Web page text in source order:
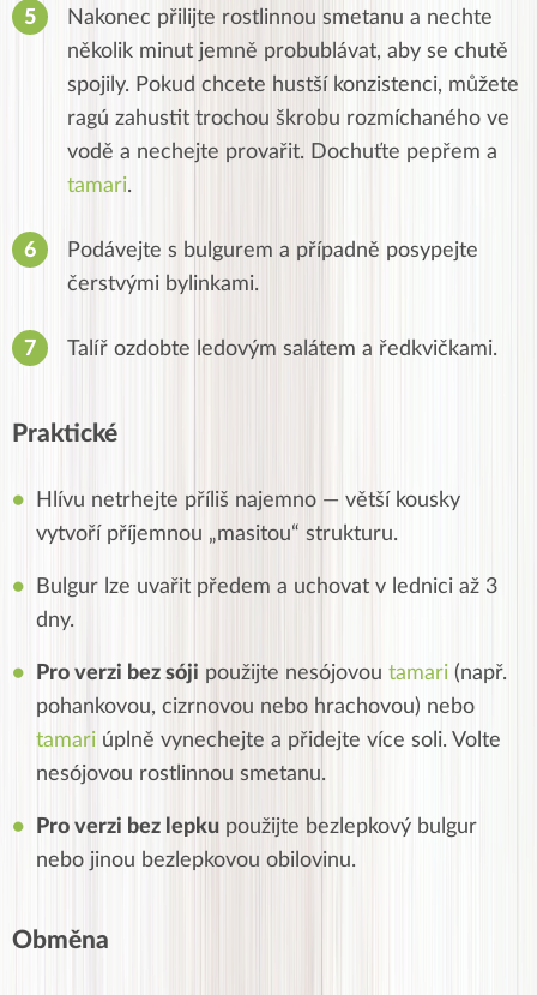
Nakonec přilijte rostlinnou smetanu a nechte
několik minut jemně probublávat, aby se chutě
spojily. Pokud chcete hustší konzistenci, můžete
ragú zahustit trochou škrobu rozmíchaného ve
vodě a nechejte provařit. Dochuťte pepřem a
tamari.
Podávejte s bulgurem a případně posypejte
čerstvými bylinkami.
Talíř ozdobte ledovým salátem a ředkvičkami.
Praktické
Hlívu netrhejte příliš najemno — větší kousky
vytvoří příjemnou „masitou“ strukturu.
Bulgur lze uvařit předem a uchovat v lednici až 3
dny.
Pro verzi bez sóji použijte nesójovou tamari (např.
pohankovou, cizrnovou nebo hrachovou) nebo
tamari úplně vynechejte a přidejte více soli. Volte
nesójovou rostlinnou smetanu.
Pro verzi bez lepku použijte bezlepkový bulgur
nebo jinou bezlepkovou obilovinu.
Obměna